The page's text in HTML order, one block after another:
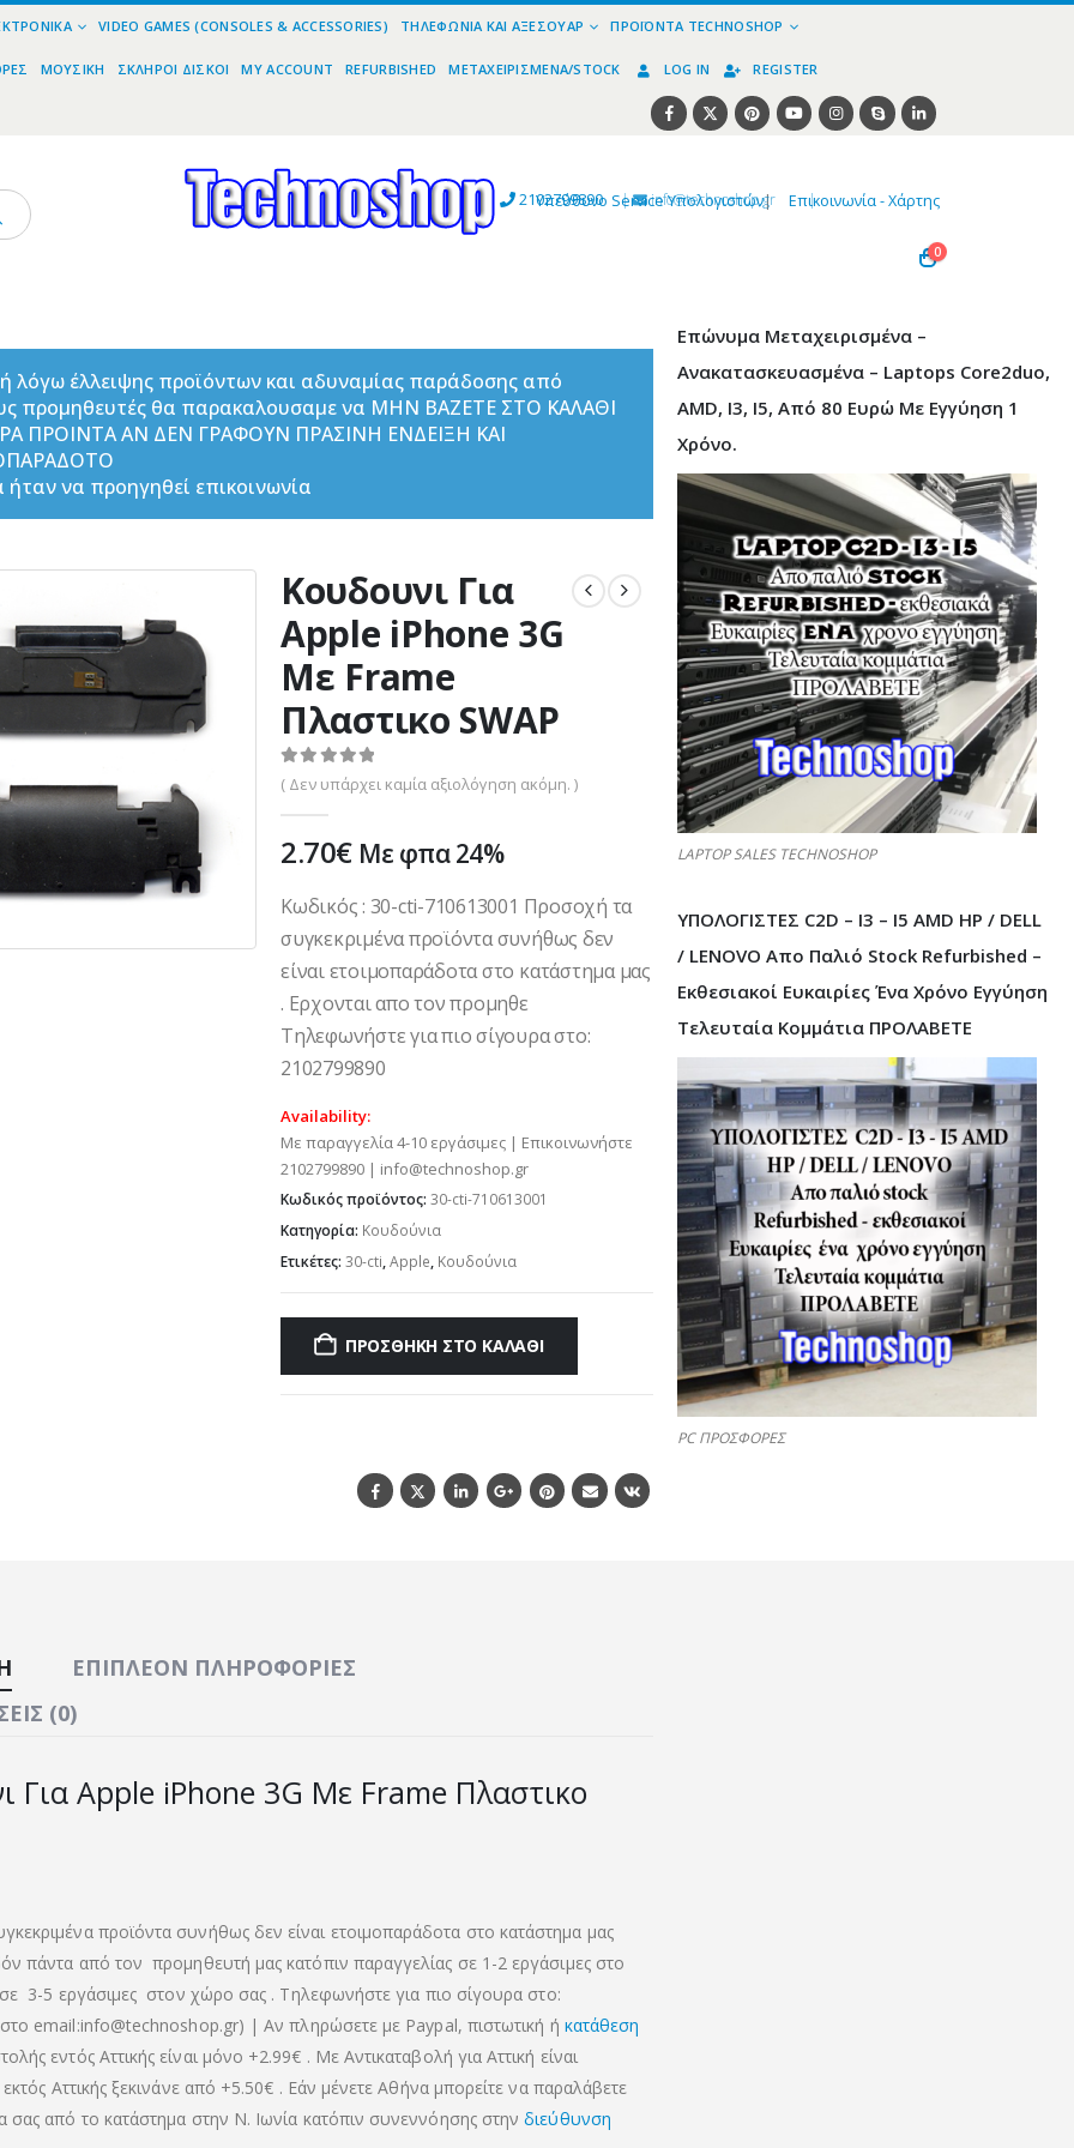
VIDEO GAMES (CONSOLES & ACCESSORIES) ΤΗΛΕΦΩΝΊΑ ΚΑΙ ΑΞΕΣΟΥΆΡ ΠΡΟΪΌΝΤΑ TECHNOSHOP
ΜΟΥΣΙΚΉ ΣΚΛΗΡΟΊ ΔΊΣΚΟΙ MY ACCOUNT REFURBISHED ΜΕΤΑΧΕΙΡΙΣΜΈΝΑ/STOCK LOG IN REGISTER
2102799890 | info@technoshop,gr |
Υπεύθυνο Service Υπολογιστών| Επικοινωνία - Χάρτης
0
λόγω έλλειψης προϊόντων και αδυναμίας παράδοσης από
προμηθευτές θα παρακαλουσαμε να ΜΗΝ ΒΑΖΕΤΕ ΣΤΟ ΚΑΛΑΘΙ
ΠΡΟΙΝΤΑ ΑΝ ΔΕΝ ΓΡΑΦΟΥΝ ΠΡΑΣΙΝΗ ΕΝΔΕΙΞΗ ΚΑΙ
ήταν να προηγηθεί επικοινωνία
Κουδουνι Για
Apple iPhone 3G
Με Frame
Πλαστικο SWAP
0 out of 5
( Δεν υπάρχει καμία αξιολόγηση ακόμη. )
2.70€ Με φπα 24%
Κωδικός : 30-cti-710613001 Προσοχή τα
συγκεκριμένα προϊόντα συνήθως δεν
είναι ετοιμοπαράδοτα στο κατάστημα μας
. Ερχονται απο τον προμηθε
Τηλεφωνήστε για πιο σίγουρα στο:
2102799890
Availability:
Με παραγγελία 4-10 εργάσιμες | Επικοινωνήστε
2102799890 | info@technoshop.gr
Κωδικός προϊόντος: 30-cti-710613001
Κατηγορία: Κουδούνια
Ετικέτες: 30-cti,Apple, Κουδούνια
ΠΡΟΣΘΉΚΗ ΣΤΟ ΚΑΛΆΘΙ
ΕΠΙΠΛΈΟΝ ΠΛΗΡΟΦΟΡΊΕΣ
(0)
Για Apple iPhone 3G Με Frame Πλαστικο
προϊόντα συνήθως δεν είναι ετοιμοπαράδοτα στο κατάστημα μας
πάντα από τον προμηθευτή μας κατόπιν παραγγελίας σε 1-2 εργάσιμες στο
σε 3-5 εργάσιμες στον χώρο σας . Τηλεφωνήστε για πιο σίγουρα στο:
email:info@technoshop.gr) | Αν πληρώσετε με Paypal, πιστωτική ή κατάθεση
εντός Αττικής είναι μόνο +2.99€ . Με Αντικαταβολή για Αττική είναι
εκτός Αττικής ξεκινάνε από +5.50€ . Εάν μένετε Αθήνα μπορείτε να παραλάβετε
σας από το κατάστημα στην Ν. Ιωνία κατόπιν συνεννόησης στηνδιεύθυνση
Επώνυμα Μεταχειρισμένα –
Ανακατασκευασμένα – Laptops Core2duo,
AMD, I3, I5, Από 80 Ευρώ Με Εγγύηση 1
Χρόνο.
LAPTOP SALES TECHNOSHOP
ΥΠΟΛΟΓΙΣΤΕΣ C2D – I3 – I5 AMD HP / DELL
/ LENOVO Απο Παλιό Stock Refurbished –
Εκθεσιακοί Ευκαιρίες Ένα Χρόνο Εγγύηση
Τελευταία Κομμάτια ΠΡΟΛΑΒΕΤΕ
PC ΠΡΟΣΦΟΡΕΣ